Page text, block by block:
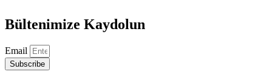
Bültenimize Kaydolun
Email
Subscribe